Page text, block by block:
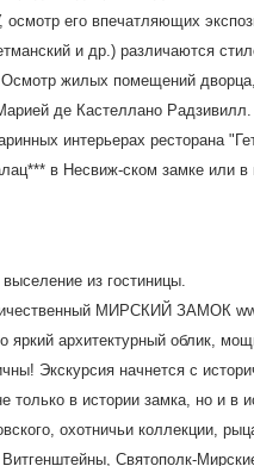
его впечатляющих
и др.) различаются
Осмотр жилых помещений
де Кастеллано
интерьерах ресторана
в Несвиж-ском замке или
из гостиницы.
МИРСКИЙ ЗАМОК
яркий архитектурный облик,
Экскурсия начнется с
только в истории замка, но и в
охотничьи коллекции,
Святополк-